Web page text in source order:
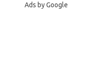
Ads by Google